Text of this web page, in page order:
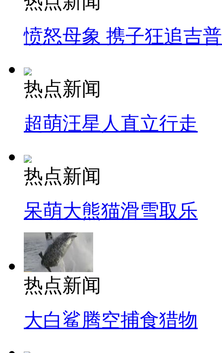
愤怒母象 携子狂追吉
热点新闻
超萌汪星人直立行走
热点新闻
呆萌大熊猫滑雪取乐
热点新闻
大白鲨腾空捕食猎物